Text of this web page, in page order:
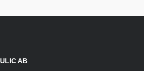
AB